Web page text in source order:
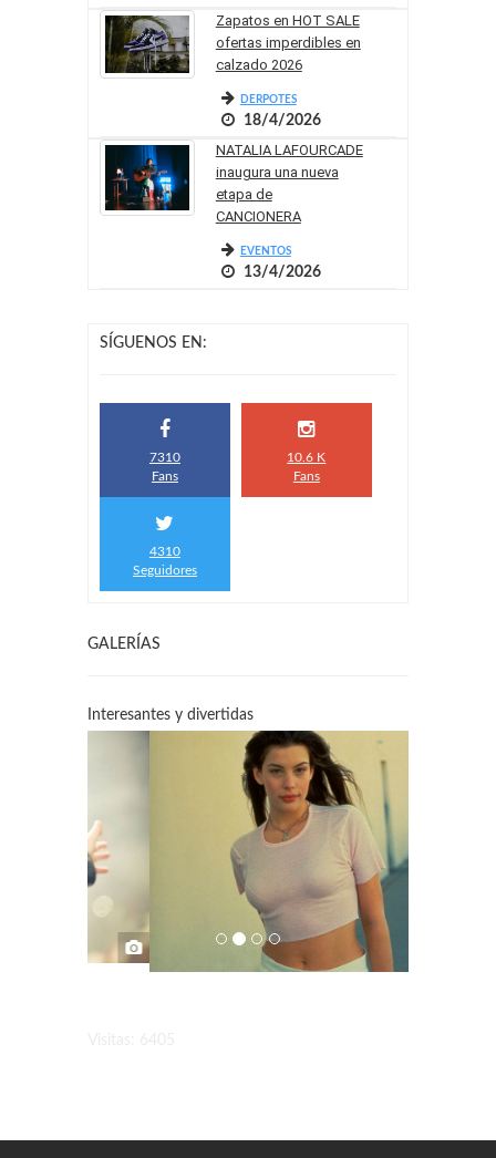
Zapatos en HOT SALE
ofertas imperdibles en
calzado 2026
DERPOTES
18/4/2026
NATALIA LAFOURCADE
inaugura una nueva
etapa de
CANCIONERA
EVENTOS
13/4/2026
SÍGUENOS EN:
7310
Fans
10.6 K
Fans
4310
Seguidores
GALERÍAS
Interesantes y divertidas